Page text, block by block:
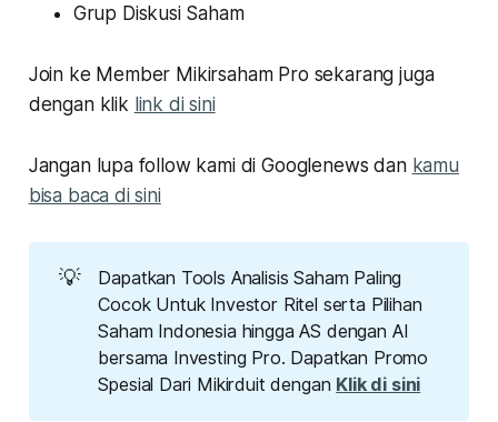
Grup Diskusi Saham
Join ke Member Mikirsaham Pro sekarang juga
dengan klik link di sini
Jangan lupa follow kami di Googlenews dan kamu
bisa baca di sini
💡
Dapatkan Tools Analisis Saham Paling
Cocok Untuk Investor Ritel serta Pilihan
Saham Indonesia hingga AS dengan AI
bersama Investing Pro. Dapatkan Promo
Spesial Dari Mikirduit dengan Klik di sini